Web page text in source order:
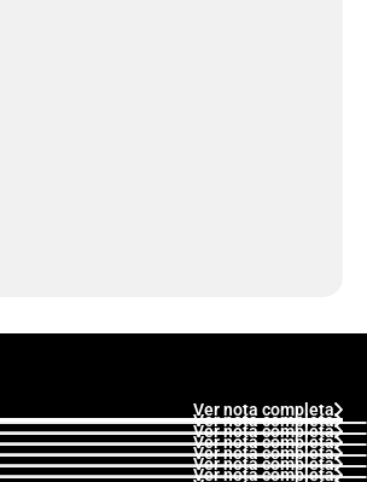
Ver nota completa
Ver nota completa
Ver nota completa
Ver nota completa
Ver nota completa
Ver nota completa
Ver nota completa